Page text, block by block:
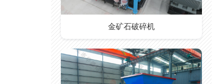
金矿石破碎机